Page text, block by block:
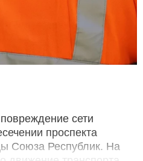
сети
проспекта
Союза Республик. На